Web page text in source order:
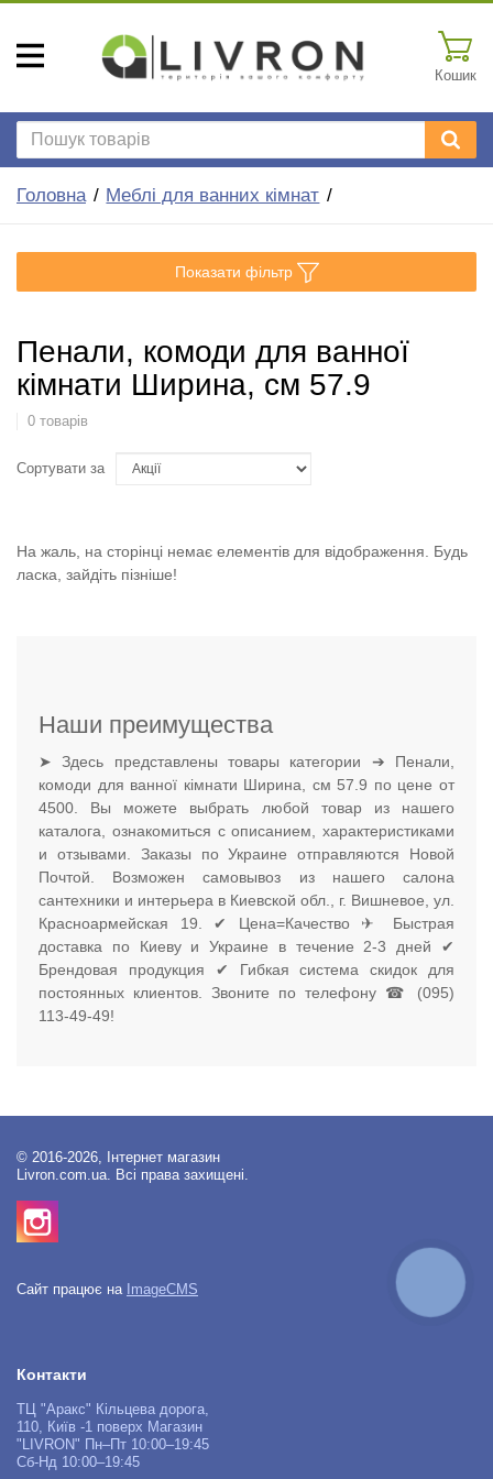
Кошик
Головна Меблі для ванних кімнат
Показати фільтр
Пенали, комоди для ванної
кімнати Ширина, см 57.9
0 товарів
Сортувати за
На жаль, на сторінці немає елементів для відображення. Будь
ласка, зайдіть пізніше!
Наши преимущества
➤ Здесь представлены товары категории ➔ Пенали,
комоди для ванної кімнати Ширина, см 57.9 по цене от
4500. Вы можете выбрать любой товар из нашего
каталога, ознакомиться с описанием, характеристиками
и отзывами. Заказы по Украине отправляются Новой
Почтой. Возможен самовывоз из нашего салона
сантехники и интерьера в Киевской обл., г. Вишневое, ул.
Красноармейская 19. ✔ Цена=Качество ✈ Быстрая
доставка по Киеву и Украине в течение 2-3 дней ✔
Брендовая продукция ✔ Гибкая система скидок для
постоянных клиентов. Звоните по телефону ☎ (095)
113-49-49!
© 2016-2026, Інтернет магазин
Livron.com.ua. Всі права захищені.
Сайт працює на ImageCMS
Контакти
ТЦ "Аракс" Кільцева дорога,
110, Київ -1 поверх Магазин
"LIVRON" Пн–Пт 10:00–19:45
Сб-Нд 10:00–19:45